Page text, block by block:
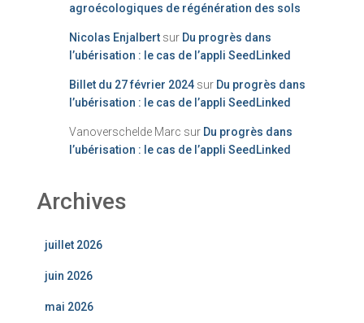
agroécologiques de régénération des sols
Nicolas Enjalbert sur Du progrès dans
l’ubérisation : le cas de l’appli SeedLinked
Billet du 27 février 2024 sur Du progrès dans
l’ubérisation : le cas de l’appli SeedLinked
Vanoverschelde Marc sur Du progrès dans
l’ubérisation : le cas de l’appli SeedLinked
Archives
juillet 2026
juin 2026
mai 2026